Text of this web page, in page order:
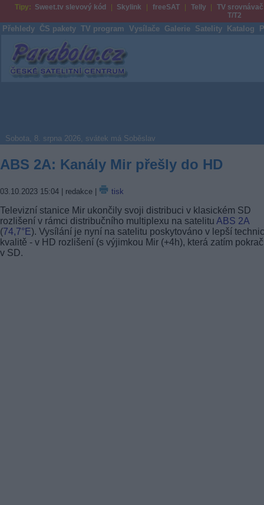
Tipy: Sweet.tv slevový kód Skylink freeSAT Telly
TV srovnávač
T/T2
Přehledy ČS pakety TV program Vysílače Galerie Satelity Katalog
Parabola.cz
Sobota, 8. srpna 2026, svátek má Soběslav
ABS 2A: Kanály Mir přešly do HD
03.10.2023 15:04 | redakce | tisk
Televizní stanice Mir ukončily svoji distribuci v klasickém SD
rozlišení v rámci distribučního multiplexu na satelitu ABS 2A
(74,7°E). Vysílání je nyní na satelitu poskytováno v lepší
kvalitě - v HD rozlišení (s výjimkou Mir (+4h), která zatím
v SD.